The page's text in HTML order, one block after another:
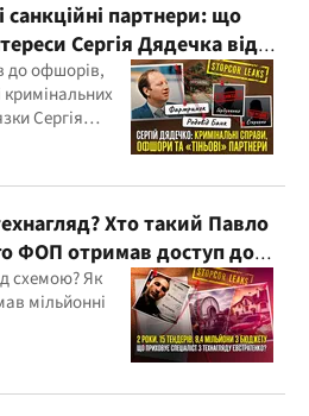
партнери: що
Сергія Дядечка від
"ФАРМАСЕЛ"
до офшорів,
кримінальних
Сергія
через
Хто такий Павло
ФОП отримав доступ до
схемою? Як
мільйонні